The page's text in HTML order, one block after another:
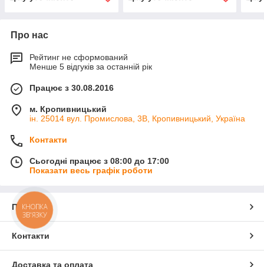
Про нас
Рейтинг не сформований
Менше 5 відгуків за останній рік
Працює з 30.08.2016
м. Кропивницький
ін. 25014 вул. Промислова, 3В, Кропивницький, Україна
Контакти
Сьогодні працює з 08:00 до 17:00
Показати весь графік роботи
Про нас
Контакти
Доставка та оплата
КНОПКА
ЗВ'ЯЗКУ